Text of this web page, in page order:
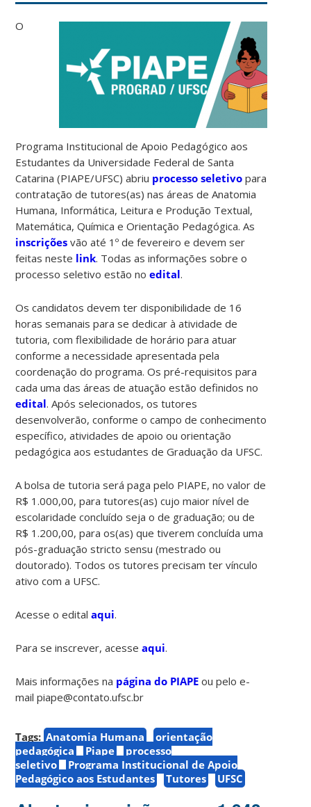
O
Programa Institucional de Apoio Pedagógico aos
Estudantes da Universidade Federal de Santa
Catarina (PIAPE/UFSC) abriu processo seletivo para
contratação de tutores(as) nas áreas de Anatomia
Humana, Informática, Leitura e Produção Textual,
Matemática, Química e Orientação Pedagógica. As
inscrições vão até 1º de fevereiro e devem ser
feitas neste link. Todas as informações sobre o
processo seletivo estão noedital.
Os candidatos devem ter disponibilidade de 16
horas semanais para se dedicar à atividade de
tutoria, com flexibilidade de horário para atuar
conforme a necessidade apresentada pela
coordenação do programa. Os pré-requisitos para
cada uma das áreas de atuação estão definidos no
edital. Após selecionados, os tutores
desenvolverão, conforme o campo de conhecimento
específico, atividades de apoio ou orientação
pedagógica aos estudantes de Graduação da UFSC.
A bolsa de tutoria será paga pelo PIAPE, no valor de
R$ 1.000,00, para tutores(as) cujo maior nível de
escolaridade concluído seja o de graduação; ou de
R$ 1.200,00, para os(as) que tiverem concluída uma
pós-graduação stricto sensu (mestrado ou
doutorado). Todos os tutores precisam ter vínculo
ativo com a UFSC.
Acesse o editalaqui.
Para se inscrever, acesseaqui.
Mais informações na página do PIAPE ou pelo e-
mail piape@contato.ufsc.br
Tags: Anatomia Humana
orientação
pedagógica
Piape
processo
seletivo
Programa Institucional de Apoio
Pedagógico aos Estudantes
Tutores UFSC